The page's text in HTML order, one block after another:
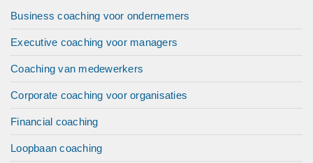
Business coaching voor ondernemers
Executive coaching voor managers
Coaching van medewerkers
Corporate coaching voor organisaties
Financial coaching
Loopbaan coaching